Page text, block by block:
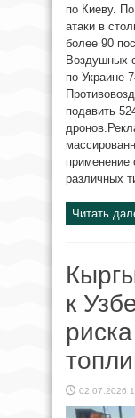
по Киеву.
атаки в
более 90
Воздушных
по Украине
подавить
применение
различных
Читать
к
02.07.2026